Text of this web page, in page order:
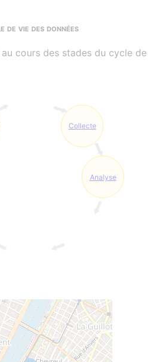
de vie des données
cours des stades du cycle de
Collecte
Analyse